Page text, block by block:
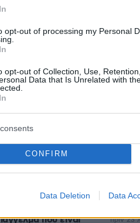
opt-out of processing my Personal
opt-out of Collection, Use,
Data that Is Unrelated with
CONFIRM
Data Deletion Data
στοProtothema.gr
με κρέμα και
που είναι
Τα spa
πριν 23